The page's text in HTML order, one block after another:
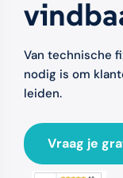
Van technische
nodig is om
leiden.
Vraag je